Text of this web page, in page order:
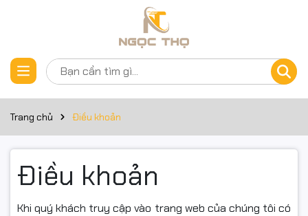
Trang chủ Điều khoản
Điều khoản
Khi quý khách truy cập vào trang web của chúng tôi có